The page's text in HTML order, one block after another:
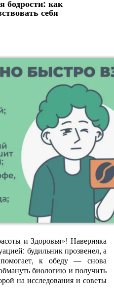
бодрости: как
себя
и Здоровья»! Наверняка
будильник прозвенел, а
к обеду — снова
биологию и получить
на исследования и советы